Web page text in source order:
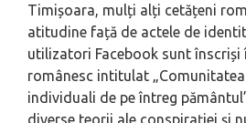
Timișoara, mulți alți cetățeni
atitudine față de actele de
utilizatori Facebook sunt înscriși
românesc intitulat
individuali de pe întreg